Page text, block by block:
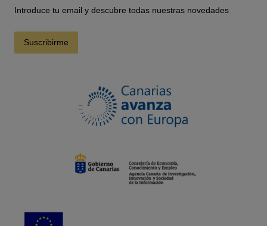
Introduce tu email y descubre todas nuestras novedades
Suscribirme